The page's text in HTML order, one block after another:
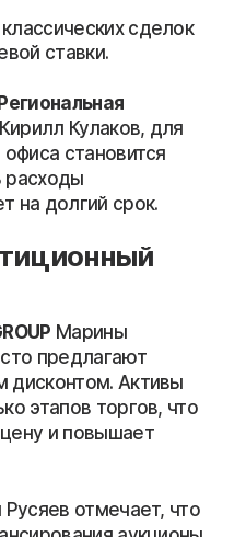
сделок
ставки.
Кирилл Кулаков, для
становится
расходы
на долгий срок.
Марины
предлагают
дисконтом. Активы
этапов торгов, что
и повышает
Русяев отмечает, что